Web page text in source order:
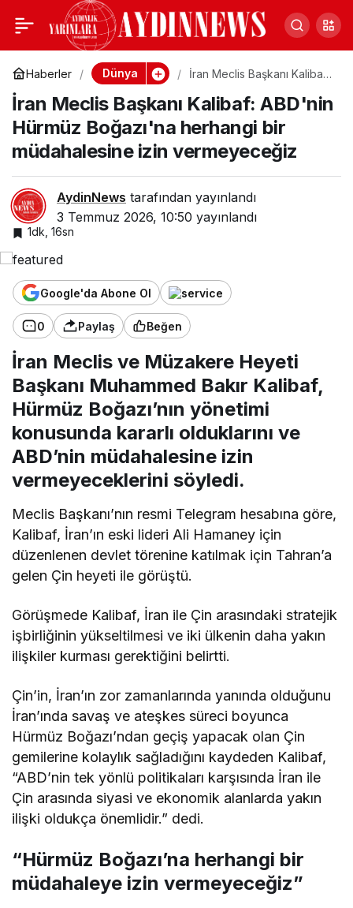
Haberler Dünya
İran Meclis Başkanı Kalibaf:
herhangi bir müdahalesine
izin vermeyeceğiz
İran Meclis Başkanı Kalibaf: ABD'nin
Hürmüz Boğazı'na herhangi bir
müdahalesine izin vermeyeceğiz
AydinNews tarafından yayınlandı
3 Temmuz 2026, 10:50 yayınlandı
1dk, 16sn
Google'da Abone Ol
0 Paylaş Beğen
İran Meclis ve Müzakere Heyeti
Başkanı Muhammed Bakır Kalibaf,
Hürmüz Boğazı’nın yönetimi
konusunda kararlı olduklarını ve
ABD’nin müdahalesine izin
vermeyeceklerini söyledi.
Meclis Başkanı’nın resmi Telegram hesabına göre,
Kalibaf, İran’ın eski lideri Ali Hamaney için
düzenlenen devlet törenine katılmak için Tahran’a
gelen Çin heyeti ile görüştü.
Görüşmede Kalibaf, İran ile Çin arasındaki stratejik
işbirliğinin yükseltilmesi ve iki ülkenin daha yakın
ilişkiler kurması gerektiğini belirtti.
Çin’in, İran’ın zor zamanlarında yanında olduğunu
İran’ında savaş ve ateşkes süreci boyunca
Hürmüz Boğazı’ndan geçiş yapacak olan Çin
gemilerine kolaylık sağladığını kaydeden Kalibaf,
“ABD’nin tek yönlü politikaları karşısında İran ile
Çin arasında siyasi ve ekonomik alanlarda yakın
ilişki oldukça önemlidir.” dedi.
“Hürmüz Boğazı’na herhangi bir
müdahaleye izin vermeyeceğiz”
İran Meclis Başkanı
Kalibaf: ABD'nin
Hürmüz Boğazı'na
herhangi bir
müdahalesine izin
vermeyeceğiz
0